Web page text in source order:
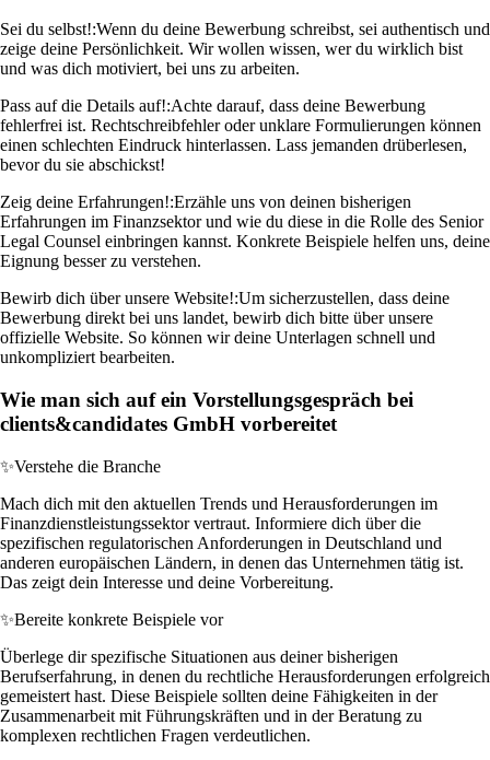
Sei du selbst!:Wenn du deine Bewerbung schreibst, sei authentisch und
zeige deine Persönlichkeit. Wir wollen wissen, wer du wirklich bist
und was dich motiviert, bei uns zu arbeiten.
Pass auf die Details auf!:Achte darauf, dass deine Bewerbung
fehlerfrei ist. Rechtschreibfehler oder unklare Formulierungen können
einen schlechten Eindruck hinterlassen. Lass jemanden drüberlesen,
bevor du sie abschickst!
Zeig deine Erfahrungen!:Erzähle uns von deinen bisherigen
Erfahrungen im Finanzsektor und wie du diese in die Rolle des Senior
Legal Counsel einbringen kannst. Konkrete Beispiele helfen uns, deine
Eignung besser zu verstehen.
Bewirb dich über unsere Website!:Um sicherzustellen, dass deine
Bewerbung direkt bei uns landet, bewirb dich bitte über unsere
offizielle Website. So können wir deine Unterlagen schnell und
unkompliziert bearbeiten.
Wie man sich auf ein Vorstellungsgespräch bei
clients&candidates GmbH vorbereitet
✨Verstehe die Branche
Mach dich mit den aktuellen Trends und Herausforderungen im
Finanzdienstleistungssektor vertraut. Informiere dich über die
spezifischen regulatorischen Anforderungen in Deutschland und
anderen europäischen Ländern, in denen das Unternehmen tätig ist.
Das zeigt dein Interesse und deine Vorbereitung.
✨Bereite konkrete Beispiele vor
Überlege dir spezifische Situationen aus deiner bisherigen
Berufserfahrung, in denen du rechtliche Herausforderungen erfolgreich
gemeistert hast. Diese Beispiele sollten deine Fähigkeiten in der
Zusammenarbeit mit Führungskräften und in der Beratung zu
komplexen rechtlichen Fragen verdeutlichen.